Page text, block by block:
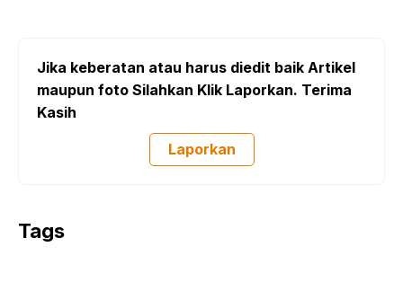
Jika keberatan atau harus diedit baik Artikel
maupun foto Silahkan Klik Laporkan. Terima
Kasih
Laporkan
Tags